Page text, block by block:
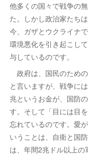
他多くの国々で戦争の
た。しかし政治家たち
今、ガザとウクライナ
環境悪化を引き起こし
与しているのです。
政府は、国民のため
と言いますが、戦争に
兆というお金が、国防
す。そして「目には目
忘れているのです。愛
いうことは、自衛と国
は、年間2兆ドル以上